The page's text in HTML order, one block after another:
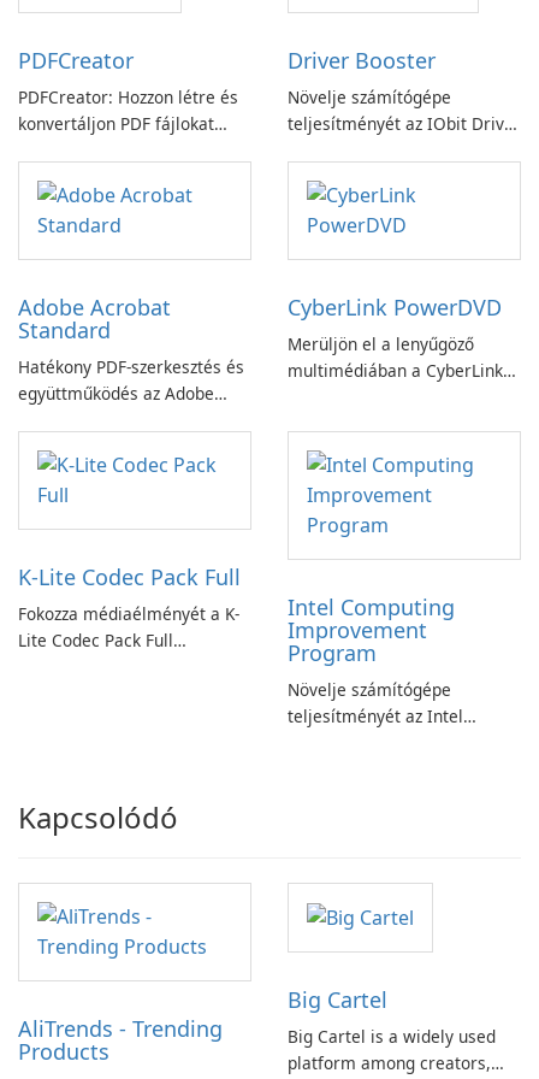
PDFCreator
PDFCreator: Hozzon létre és
konvertáljon PDF fájlokat
Driver Booster
Növelje számítógépe
teljesítményét az IObit Driver
Adobe Acrobat
Standard
Hatékony PDF-szerkesztés és
együttműködés az Adobe
alkalmazással.
CyberLink PowerDVD
Merüljön el a lenyűgöző
multimédiában a CyberLink
K-Lite Codec Pack Full
Fokozza médiaélményét a K-
Lite Codec Pack Full
Intel Computing
Improvement
Program
Növelje számítógépe
teljesítményét az Intel
Kapcsolódó
AliTrends - Trending
Products
Big Cartel
Big Cartel is a widely used
platform among creators,